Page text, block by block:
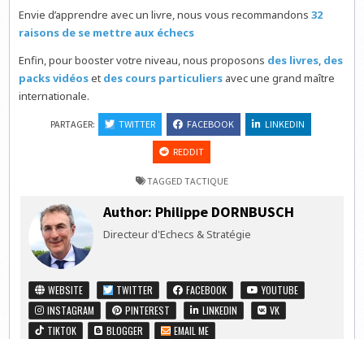
Envie d’apprendre avec un livre, nous vous recommandons32
raisons de se mettre aux échecs
Enfin, pour booster votre niveau, nous proposons des livres, des
packs vidéoset des cours particuliers avec une grand maître
internationale.
PARTAGER: TWITTER FACEBOOK LINKEDIN
REDDIT
TAGGED TACTIQUE
Author: Philippe DORNBUSCH
Directeur d'Echecs & Stratégie
WEBSITE TWITTER FACEBOOK
YOUTUBE
INSTAGRAM
PINTEREST LINKEDIN
VK
TIKTOK
BLOGGER EMAIL ME